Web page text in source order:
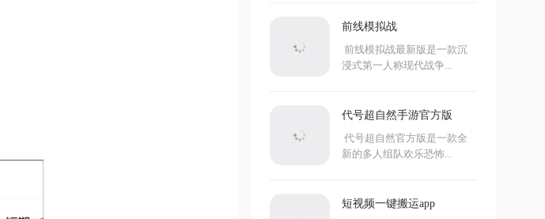
前线模拟战
前线模拟战最新版是一款沉
浸式第一人称现代战争...
代号超自然手游官方版
代号超自然官方版是一款全
新的多人组队欢乐恐怖...
短视频一键搬运app